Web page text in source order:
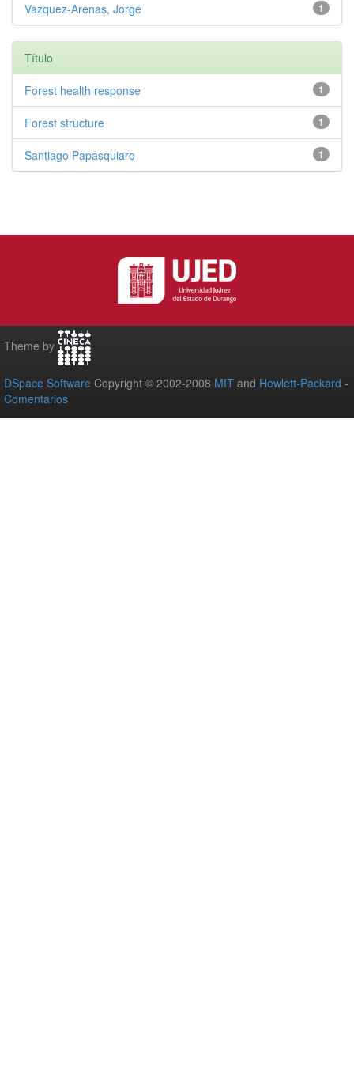
1
Vazquez-Arenas, Jorge
Título
1
Forest health response
1
Forest structure
1
Santiago Papasquiaro
Theme by
DSpace Software Copyright © 2002-2008 MIT and Hewlett-Packard -
Comentarios